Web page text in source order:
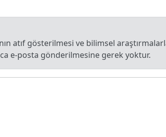
atıf gösterilmesi ve bilimsel
e-posta gönderilmesine gerek yoktur.